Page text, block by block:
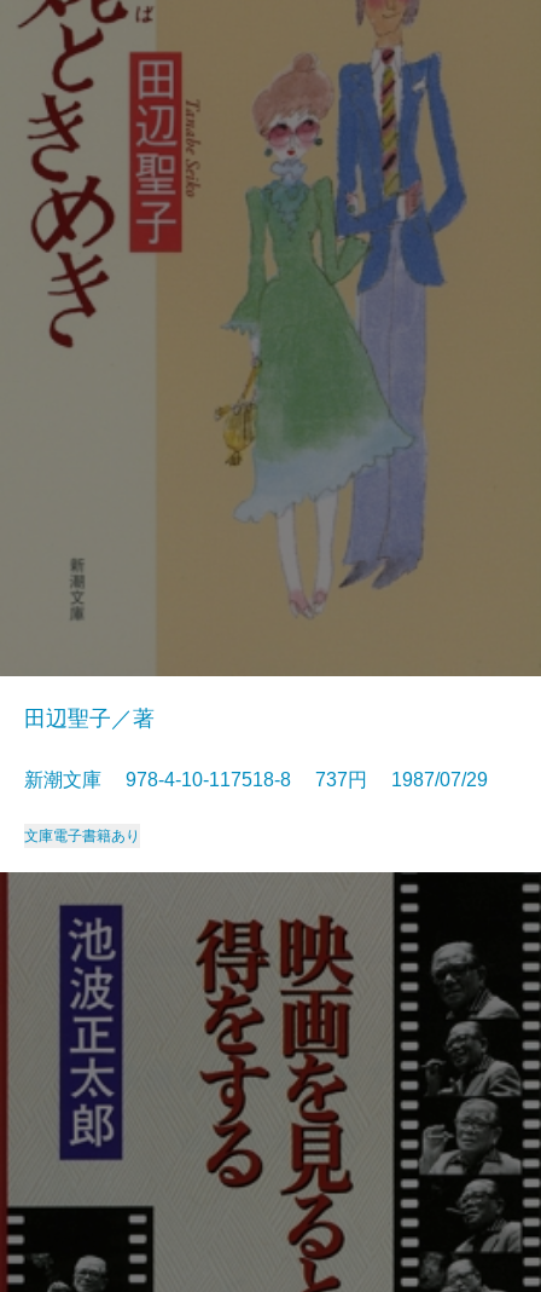
田辺聖子／著
新潮文庫 978-4-10-117518-8 737円 1987/07/29
文庫電子書籍あり